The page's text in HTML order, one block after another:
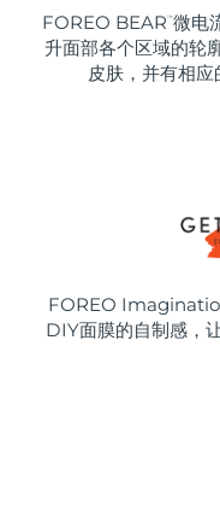
FOREO BEAR ™ 微电
升面部各个区域的轮
皮肤，并有相应
FOREO
DIY面膜的自制感，